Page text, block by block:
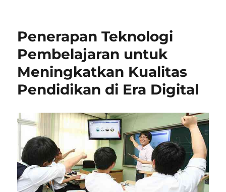
Penerapan Teknologi
Pembelajaran untuk
Meningkatkan Kualitas
Pendidikan di Era Digital